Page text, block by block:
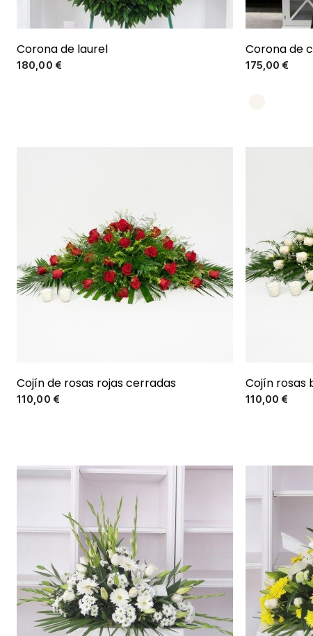
Corona de laurel
180,00 €
Corona de
175,00 €
Cojín de rosas rojas cerradas
110,00 €
Cojín rosas
110,00 €